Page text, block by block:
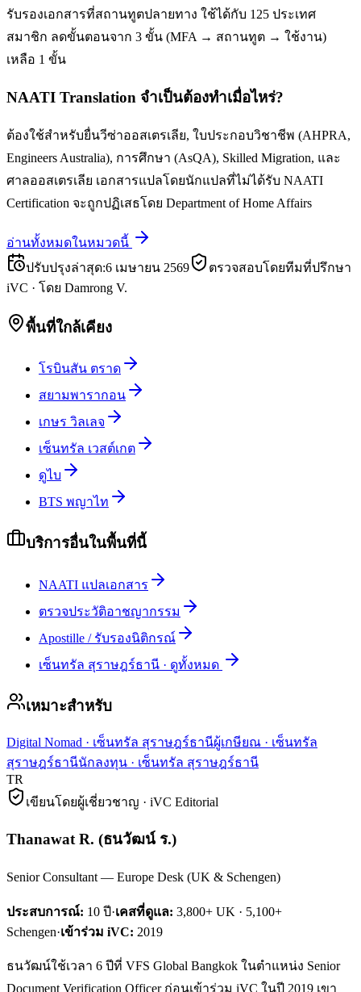
รับรองเอกสารที่สถานทูตปลายทาง ใช้ได้กับ 125 ประเทศ
สมาชิก ลดขั้นตอนจาก 3 ขั้น (MFA → สถานทูต → ใช้งาน)
เหลือ 1 ขั้น
NAATI Translation จำเป็นต้องทำเมื่อไหร่?
ต้องใช้สำหรับยื่นวีซ่าออสเตรเลีย, ใบประกอบวิชาชีพ (AHPRA,
Engineers Australia), การศึกษา (AsQA), Skilled Migration, และ
ศาลออสเตรเลีย เอกสารแปลโดยนักแปลที่ไม่ได้รับ NAATI
Certification จะถูกปฏิเสธโดย Department of Home Affairs
อ่านทั้งหมดในหมวดนี้
ปรับปรุงล่าสุด:6 เมษายน 2569
ตรวจสอบโดยทีมที่ปรึกษา
iVC · โดย Damrong V.
พื้นที่ใกล้เคียง
โรบินสัน ตราด
สยามพารากอน
เกษร วิลเลจ
เซ็นทรัล เวสต์เกต
ดูไบ
BTS พญาไท
บริการอื่นในพื้นที่นี้
NAATI แปลเอกสาร
ตรวจประวัติอาชญากรรม
Apostille / รับรองนิติกรณ์
เซ็นทรัล สุราษฎร์ธานี · ดูทั้งหมด
เหมาะสำหรับ
Digital Nomad · เซ็นทรัล สุราษฎร์ธานีผู้เกษียณ · เซ็นทรัล
สุราษฎร์ธานีนักลงทุน · เซ็นทรัล สุราษฎร์ธานี
TR
เขียนโดยผู้เชี่ยวชาญ · iVC Editorial
Thanawat R. (ธนวัฒน์ ร.)
Senior Consultant — Europe Desk (UK & Schengen)
ประสบการณ์: 10 ปี·เคสที่ดูแล: 3,800+ UK · 5,100+
Schengen·เข้าร่วม iVC: 2019
ธนวัฒน์ใช้เวลา 6 ปีที่ VFS Global Bangkok ในตำแหน่ง Senior
Document Verification Officer ก่อนเข้าร่วม iVC ในปี 2019 เขา